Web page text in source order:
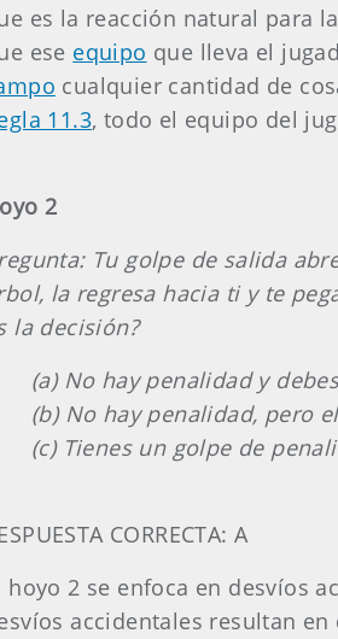
es la reacción natural para
ese equipo que lleva el
cualquier cantidad de
11.3, todo el equipo del
2
Tu golpe de salida
la regresa hacia ti y te
la decisión?
(a) No hay penalidad y
(b) No hay penalidad, pero
(c) Tienes un golpe de
CORRECTA: A
hoyo 2 se enfoca en desvíos
accidentales resultan